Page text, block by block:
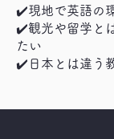
✔️現地で英語の
✔️観光や留学と
たい
✔️日本とは違う